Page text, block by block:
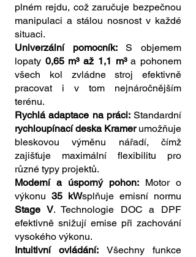
plném rejdu, což zaručuje bezpečnou
manipulaci a stálou nosnost v každé
situaci.
Univerzální pomocník:S objemem
lopaty 0,65 m³ až 1,1 m³a pohonem
všech kol zvládne stroj efektivně
pracovat i v tom nejnáročnějším
terénu.
Rychlá adaptace na práci:Standardní
rychloupínací deska Kramerumožňuje
bleskovou výměnu nářadí, čímž
zajišťuje maximální flexibilitu pro
různé typy projektů.
Moderní a úsporný pohon: Motor o
výkonu 35 kWsplňuje emisní normu
Stage V. Technologie DOC a DPF
efektivně snižují emise při zachování
vysokého výkonu.
Intuitivní ovládání: Všechny funkce